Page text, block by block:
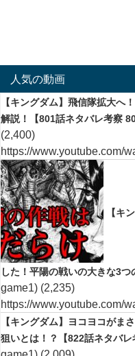
人気の動画
【キングダム】飛信隊拡大へ
解説！【801話ネタバレ考察
(2,400)
https://www.youtube.com/
【キ
した！平陽の戦いの大きな3つ
game1) (2,235)
https://www.youtube.com/
【キングダム】ヨコヨコがま
狙いとは！？【822話ネタバレ